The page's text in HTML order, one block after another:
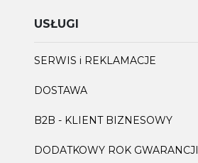
USŁUGI
SERWIS i REKLAMACJE
DOSTAWA
B2B - KLIENT BIZNESOWY
DODATKOWY ROK GWARANCJI